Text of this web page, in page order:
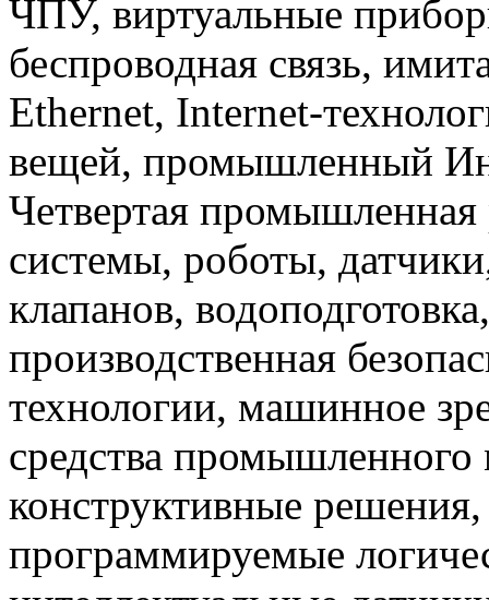
ЧПУ, виртуальные
беспроводная связь,
Ethernet, Internet-
вещей, промышленный
Четвертая
системы, роботы,
клапанов,
производственная
технологии, машинное
средства
конструктивные
программируемые